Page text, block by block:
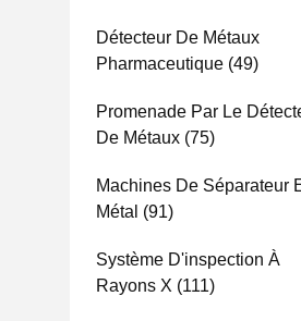
Détecteur De Métaux
Pharmaceutique (49)
Promenade Par Le
De Métaux (75)
Machines De Séparateur
Métal (91)
Système D'inspection À
Rayons X (111)